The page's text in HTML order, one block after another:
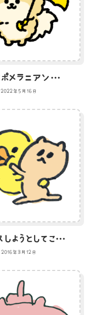
傘をさすポメラニアンのイラスト
2022年5月16日
猫にキスしようとしてこばまれるひよこのイラスト
2016年3月12日